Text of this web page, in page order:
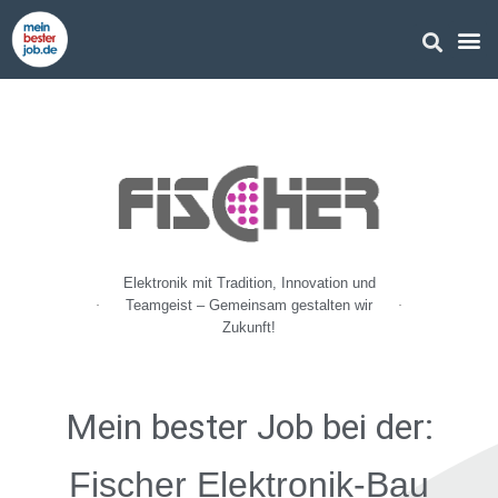
Elektronik mit Tradition, Innovation und
Teamgeist – Gemeinsam gestalten wir
Zukunft!
Mein bester Job bei der:
Fischer Elektronik-Bau